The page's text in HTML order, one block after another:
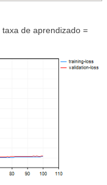
de aprendizado =